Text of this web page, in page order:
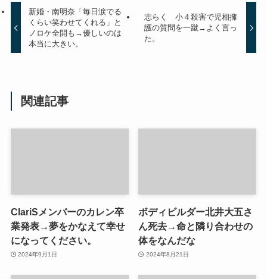
新婚・南明奈「毎日涙でる
くらい笑わせてくれる」と
ノロケ全開も→優しいのは
本当に大きい。
志らく 小４殺害で児相擁
護の質問を一蹴→よく言っ
た。
関連記事
ClariSメンバーのカレン卒
業発表→夢をかなえて幸せ
になってください。
2024年9月1日
ボディビルダー北井大五さ
ん死去→命と隣り合わせの
体をなんだな
2024年8月21日